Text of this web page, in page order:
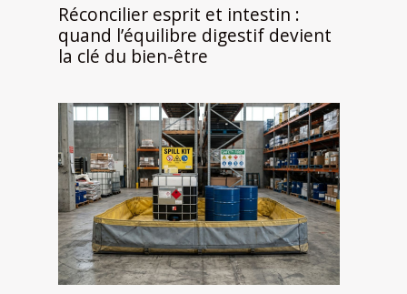
Réconcilier esprit et intestin :
quand l’équilibre digestif devient
la clé du bien-être